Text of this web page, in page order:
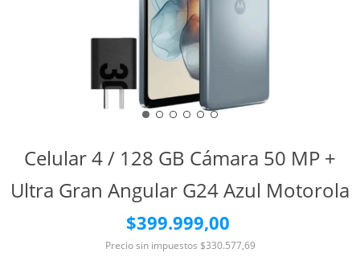
Celular 4 / 128 GB Cámara 50 MP +
Ultra Gran Angular G24 Azul Motorola
$399.999,00
Precio sin impuestos $330.577,69